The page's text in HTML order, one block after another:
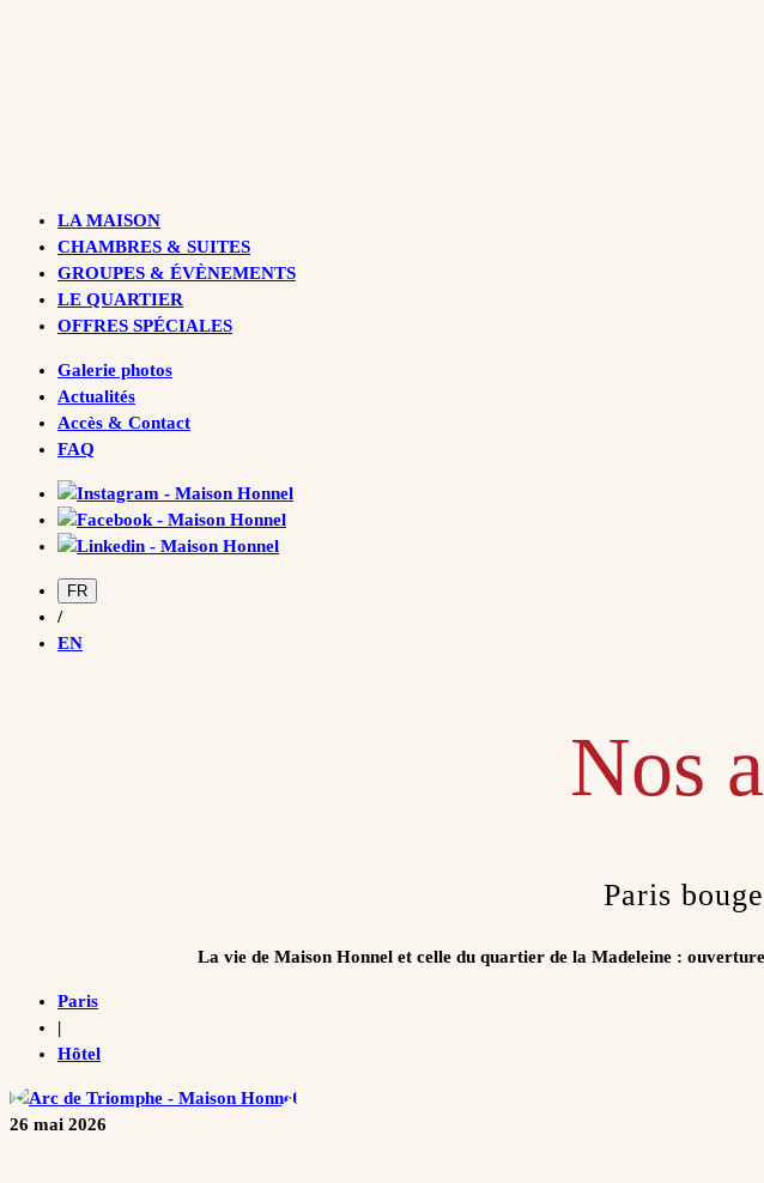
LA MAISON
CHAMBRES & SUITES
GROUPES & ÉVÈNEMENTS
LE QUARTIER
OFFRES SPÉCIALES
Galerie photos
Actualités
Accès & Contact
FAQ
FR
/
EN
Nos
Paris
La vie de Maison Honnel et celle du quartier de la Madeleine :
Paris
|
Hôtel
26 mai 2026